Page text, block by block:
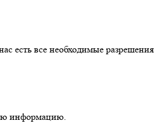
есть все необходимые разрешения
информацию.